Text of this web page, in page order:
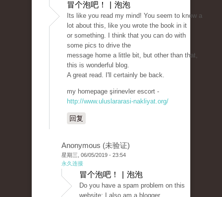
冒个泡吧！ | 泡泡
Its like you read my mind! You seem to know a
lot about this, like you wrote the book in it
or something. I think that you can do with
some pics to drive the
message home a little bit, but other than that,
this is wonderful blog.
A great read. I'll certainly be back.
my homepage şirinevler escort -
http://www.uluslararasi-nakliyat.org/
回复
Anonymous (未验证)
星期三, 06/05/2019 - 23:54
永久连接
冒个泡吧！ | 泡泡
Do you have a spam problem on this
website; I also am a blogger,